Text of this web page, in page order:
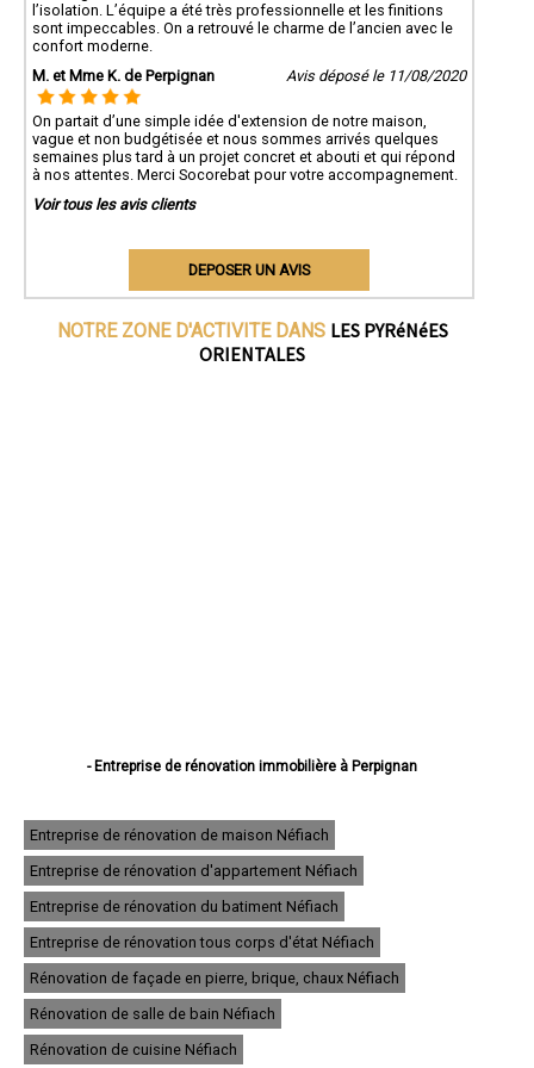
l’isolation. L’équipe a été très professionnelle et les finitions
sont impeccables. On a retrouvé le charme de l’ancien avec le
confort moderne.
M. et Mme K. de Perpignan
Avis déposé le 11/08/2020
On partait d’une simple idée d'extension de notre maison,
vague et non budgétisée et nous sommes arrivés quelques
semaines plus tard à un projet concret et abouti et qui répond
à nos attentes. Merci Socorebat pour votre accompagnement.
Voir tous les avis clients
DEPOSER UN AVIS
NOTRE ZONE D'ACTIVITE DANS LES PYRéNéES
ORIENTALES
- Entreprise de rénovation immobilière à Perpignan
- Entreprise de rénovation immobilière à Saint-Cyprien
- Entreprise de rénovation immobilière à Argelès-sur-Mer
- Entreprise de rénovation immobilière à Cabestany
- Entreprise de rénovation immobilière à Saint-Laurent-de-la-Salanque
- Entreprise de rénovation immobilière à Rivesaltes
- Entreprise de rénovation immobilière à Céret
- Entreprise de rénovation immobilière à Elne
- Entreprise de rénovation immobilière à Thuir
- Entreprise de rénovation immobilière à Pia
- Entreprise de rénovation immobilière à Bompas
- Entreprise de rénovation immobilière à Le Soler
Entreprise de rénovation de maison Néfiach
Entreprise de rénovation d'appartement Néfiach
Entreprise de rénovation du batiment Néfiach
Entreprise de rénovation tous corps d'état Néfiach
Rénovation de façade en pierre, brique, chaux Néfiach
Rénovation de salle de bain Néfiach
Rénovation de cuisine Néfiach